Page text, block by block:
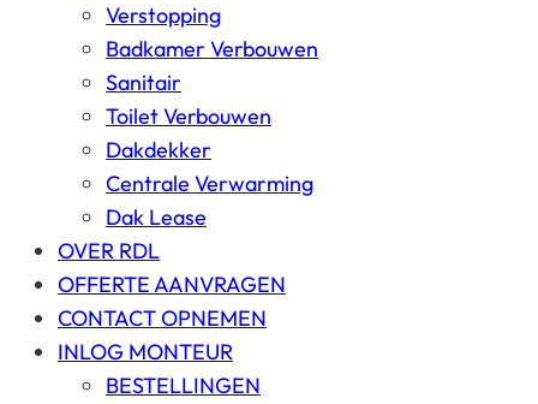
Verstopping
Badkamer Verbouwen
Sanitair
Toilet Verbouwen
Dakdekker
Centrale Verwarming
Dak Lease
OVER RDL
OFFERTE AANVRAGEN
CONTACT OPNEMEN
INLOG MONTEUR
BESTELLINGEN